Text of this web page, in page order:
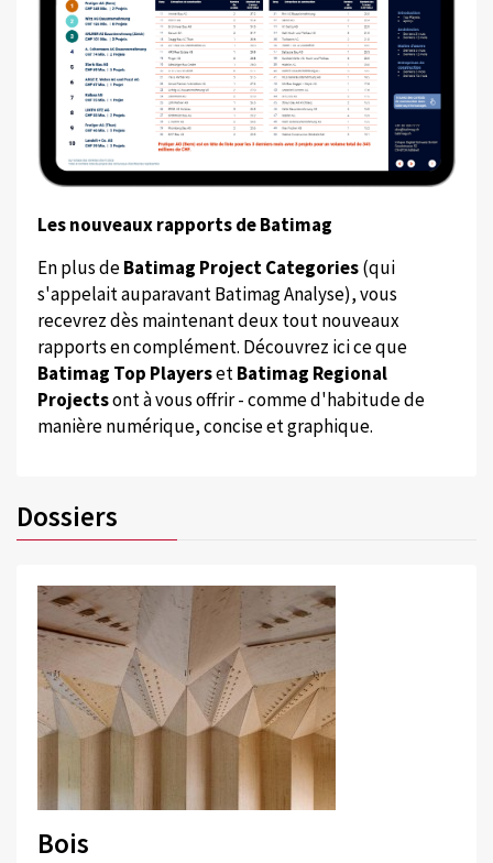
Les nouveaux rapports de Batimag
En plus deBatimag Project Categories(qui
s'appelait auparavant Batimag Analyse), vous
recevrez dès maintenant deux tout nouveaux
rapports en complément. Découvrez ici ce que
Batimag Top PlayersetBatimag Regional
Projectsont à vous offrir - comme d'habitude de
manière numérique, concise et graphique.
Dossiers
Bois